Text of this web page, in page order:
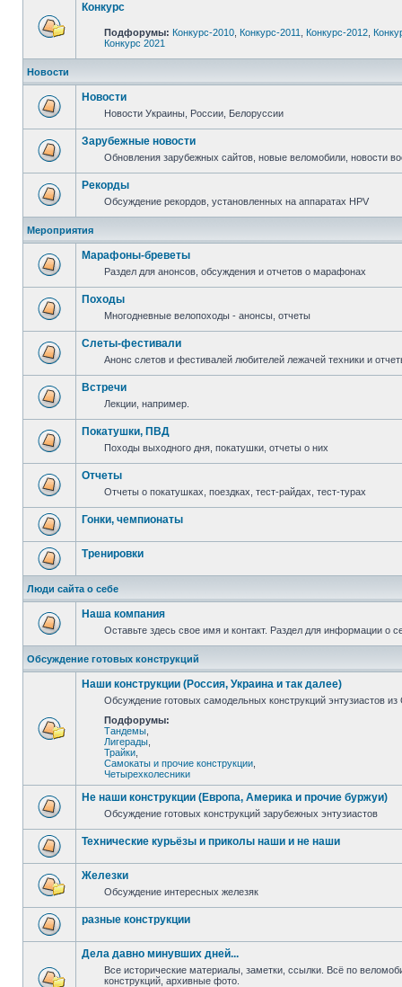
Конкурс
Подфорумы: Конкурс-2010 Конкурс-2011 Конкурс-2012
Конкурс 2021
Новости
Новости
Новости Украины, России, Белоруссии
Зарубежные новости
Обновления зарубежных сайтов, новые веломобили, новости
Рекорды
Обсуждение рекордов, установленных на аппаратах HPV
Мероприятия
Марафоны-бреветы
Раздел для анонсов, обсуждения и отчетов о марафонах
Походы
Многодневные велопоходы - анонсы, отчеты
Слеты-фестивали
Анонс слетов и фестивалей любителей лежачей техники и
Встречи
Лекции, например.
Покатушки, ПВД
Походы выходного дня, покатушки, отчеты о них
Отчеты
Отчеты о покатушках, поездках, тест-райдах, тест-турах
Гонки, чемпионаты
Тренировки
Люди сайта о себе
Наша компания
Оставьте здесь свое имя и контакт. Раздел для информации о
Обсуждение готовых конструкций
Наши конструкции (Россия, Украина и так далее)
Обсуждение готовых самодельных конструкций энтузиастов
Подфорумы:
Тандемы
Лигерады
Трайки
Самокаты и прочие конструкции
Четырехколесники
Не наши конструкции (Европа, Америка и прочие буржуи)
Обсуждение готовых конструкций зарубежных энтузиастов
Технические курьёзы и приколы наши и не наши
Железки
Обсуждение интересных железяк
разные конструкции
Дела давно минувших дней...
Все исторические материалы, заметки, ссылки. Всё по
конструкций, архивные фото.